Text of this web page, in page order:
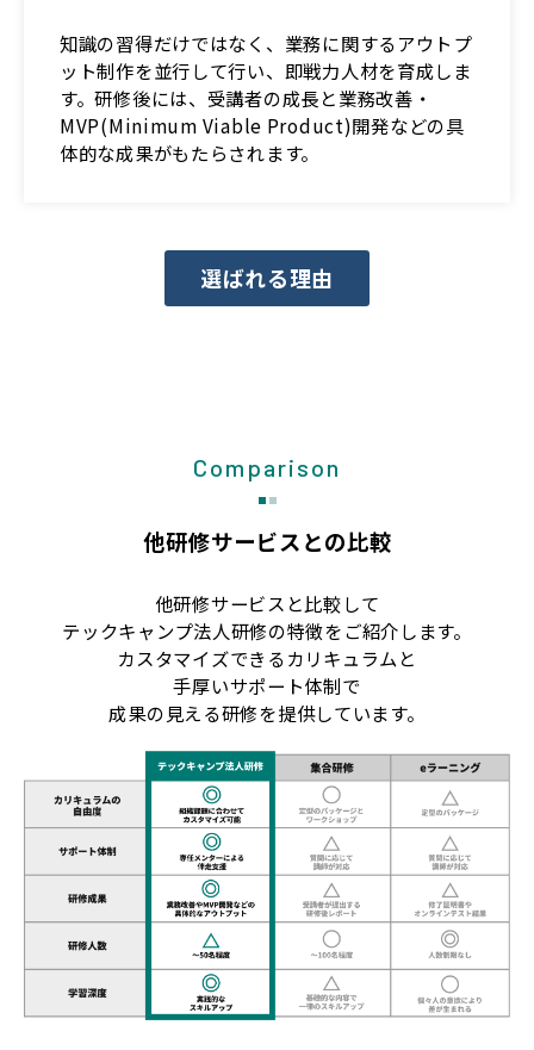
知識の習得だけではなく、業務に関するアウトプ
ット制作を並行して行い、即戦力人材を育成しま
す。研修後には、受講者の成長と業務改善・
MVP(Minimum Viable Product)開発などの具
体的な成果がもたらされます。
選ばれる理由
Comparison
他研修サービスとの比較
他研修サービスと比較して
テックキャンプ法人研修の特徴をご紹介します。
カスタマイズできるカリキュラムと
手厚いサポート体制で
成果の見える研修を提供しています。